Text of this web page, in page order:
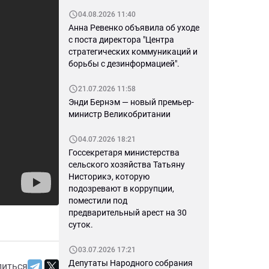
04.08.2026 11:40
Анна Ревенко объявила об уходе
с поста директора "Центра
стратегических коммуникаций и
борьбы с дезинформацией".
21.07.2026 11:58
Энди Бернэм — новый премьер-
министр Великобритании
04.07.2026 18:21
Госсекретаря министерства
сельского хозяйства Татьяну
Нисторикэ, которую
подозревают в коррупции,
поместили под
предварительный арест на 30
суток.
03.07.2026 17:21
Депутаты Народного собрания